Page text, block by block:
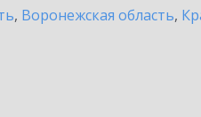
, Воронежская область,